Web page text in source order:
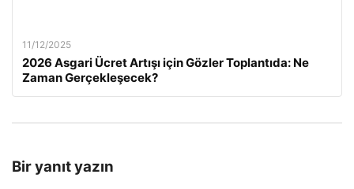
11/12/2025
2026 Asgari Ücret Artışı için Gözler Toplantıda: Ne
Zaman Gerçekleşecek?
Bir yanıt yazın